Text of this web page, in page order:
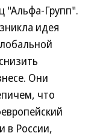
"Альфа-Групп".
идея
Они
что
в России,